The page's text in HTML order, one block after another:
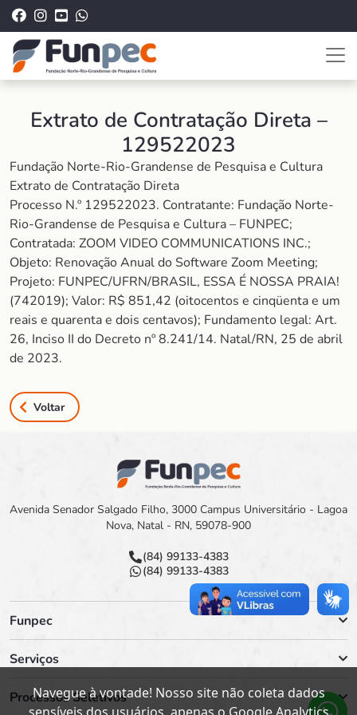
Extrato de Contratação Direta –
129522023
Fundação Norte-Rio-Grandense de Pesquisa e Cultura
Extrato de Contratação Direta
Processo N.º 129522023. Contratante: Fundação Norte-
Rio-Grandense de Pesquisa e Cultura – FUNPEC;
Contratada: ZOOM VIDEO COMMUNICATIONS INC.;
Objeto: Renovação Anual do Software Zoom Meeting;
Projeto: FUNPEC/UFRN/BRASIL, ESSA É NOSSA PRAIA!
(742019); Valor: R$ 851,42 (oitocentos e cinqüenta e um
reais e quarenta e dois centavos); Fundamento legal: Art.
26, Inciso II do Decreto nº 8.241/14. Natal/RN, 25 de abril
de 2023.
Voltar
Avenida Senador Salgado Filho, 3000 Campus Universitário - Lagoa
Nova, Natal - RN, 59078-900
(84) 99133-4383
(84) 99133-4383
Funpec
Serviços
Processos Seletivos
Navegue à vontade! Nosso site não coleta dados